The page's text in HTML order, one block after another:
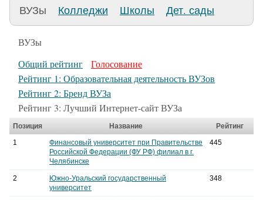
Актуальные статьи
ВУЗы Колледжи Школы Дет. сады
ВУЗы
Общий рейтинг
Голосование
Рейтинг 1: Образовательная деятельность ВУЗов
Рейтинг 2: Бренд ВУЗа
Рейтинг 3: Лучший Интернет-сайт ВУЗа
Позиция Название
Рейтинг
1
Финансовый университет при Правительстве
Российской Федерации (ФУ РФ) филиал в г.
Челябинске
445
2
Южно-Уральский государственный
университет
348